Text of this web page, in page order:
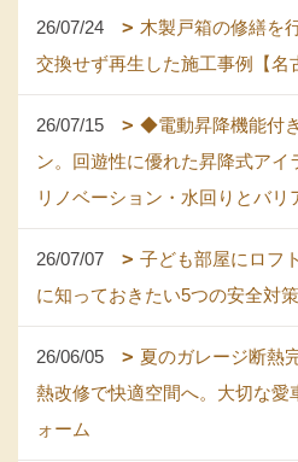
26/07/24
木製戸箱の修繕を
交換せず再生した施工事例【名
26/07/15
◆電動昇降機能付
ン。回遊性に優れた昇降式アイ
リノベーション・水回りとバリ
26/07/07
子ども部屋にロフ
に知っておきたい5つの安全対策
26/06/05
夏のガレージ断熱
熱改修で快適空間へ。大切な愛
ォーム